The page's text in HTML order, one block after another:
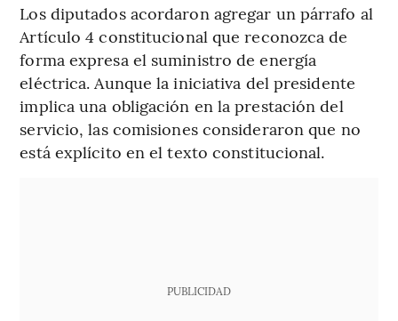
Los diputados acordaron agregar un párrafo al
Artículo 4 constitucional que reconozca de
forma expresa el suministro de energía
eléctrica. Aunque la iniciativa del presidente
implica una obligación en la prestación del
servicio, las comisiones consideraron que no
está explícito en el texto constitucional.
PUBLICIDAD